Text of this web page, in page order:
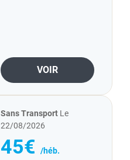
VOIR
Sans Transport Le
22/08/2026
45€ /héb.